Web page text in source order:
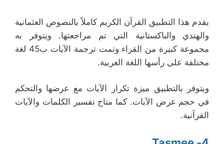
يقدم هذا التطبيق القرآن الكريم كاملاً بالنصوص العثمانية
والهندي والباكستانية التي تم مراجعتها. ويتوفر به
مجموعة كبيرة من القراء وتمت ترجمة الآيات ب45 لغة
مختلفة على رأسها اللغة العربية.
ويتوفر بالتطبيق ميزة تكرار الآيات مع عرضها والتحكم
في حجم عرض الآيات. كما متاح تفسير الكلمات والآيات
القرآنية.